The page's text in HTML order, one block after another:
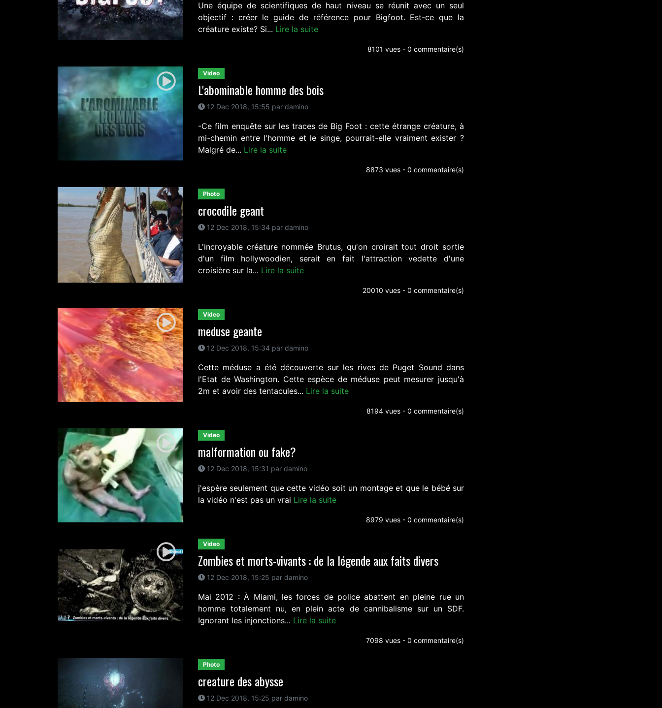
Une équipe de scientifiques de haut niveau se réunit avec un seul
objectif : créer le guide de référence pour Bigfoot. Est-ce que la
créature existe? Si... Lire la suite
8101 vues - 0 commentaire(s)
Video
L'abominable homme des bois
12 Dec 2018, 15:55 par damino
-Ce film enquête sur les traces de Big Foot : cette étrange créature, à
mi-chemin entre l'homme et le singe, pourrait-elle vraiment exister ?
Malgré de... Lire la suite
8873 vues - 0 commentaire(s)
Photo
crocodile geant
12 Dec 2018, 15:34 par damino
L'incroyable créature nommée Brutus, qu'on croirait tout droit sortie
d'un film hollywoodien, serait en fait l'attraction vedette d'une
croisière sur la... Lire la suite
20010 vues - 0 commentaire(s)
Video
meduse geante
12 Dec 2018, 15:34 par damino
Cette méduse a été découverte sur les rives de Puget Sound dans
l'Etat de Washington. Cette espèce de méduse peut mesurer jusqu'à
2m et avoir des tentacules... Lire la suite
8194 vues - 0 commentaire(s)
Video
malformation ou fake?
12 Dec 2018, 15:31 par damino
j'espère seulement que cette vidéo soit un montage et que le bébé sur
la vidéo n'est pas un vrai Lire la suite
8979 vues - 0 commentaire(s)
Video
Zombies et morts-vivants : de la légende aux faits divers
12 Dec 2018, 15:25 par damino
Mai 2012 : À Miami, les forces de police abattent en pleine rue un
homme totalement nu, en plein acte de cannibalisme sur un SDF.
Ignorant les injonctions... Lire la suite
7098 vues - 0 commentaire(s)
Photo
creature des abysse
12 Dec 2018, 15:25 par damino